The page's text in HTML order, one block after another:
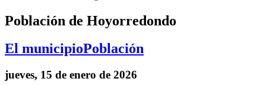
Población de Hoyorredondo
El municipioPoblación
jueves, 15 de enero de 2026